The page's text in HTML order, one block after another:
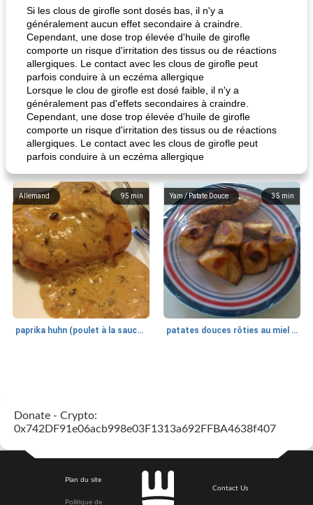
Si les clous de girofle sont dosés bas, il n'y a
généralement aucun effet secondaire à craindre.
Cependant, une dose trop élevée d'huile de girofle
comporte un risque d'irritation des tissus ou de réactions
allergiques. Le contact avec les clous de girofle peut
parfois conduire à un eczéma allergique
Lorsque le clou de girofle est dosé faible, il n'y a
généralement pas d'effets secondaires à craindre.
Cependant, une dose trop élevée d'huile de girofle
comporte un risque d'irritation des tissus ou de réactions
allergiques. Le contact avec les clous de girofle peut
parfois conduire à un eczéma allergique
95 min
Allemand
paprika huhn (poulet à la sauce paprika).
35 min
Yam / Patate Douce
patates douces rôties au miel / kumara
Donate - Crypto:
0x742DF91e06acb998e03F1313a692FFBA4638f407
Plan du site
Politique de
Contact Us